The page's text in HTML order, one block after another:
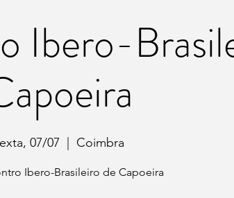
Ibero-
07/07 Coimbra
Ibero-Brasileiro de Capoeira